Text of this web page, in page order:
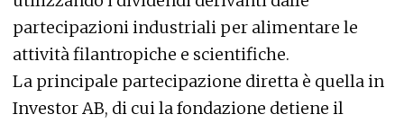
partecipazioni industriali per alimentare le
attività filantropiche e scientifiche.
La principale partecipazione diretta è quella in
Investor AB, di cui la fondazione detiene il